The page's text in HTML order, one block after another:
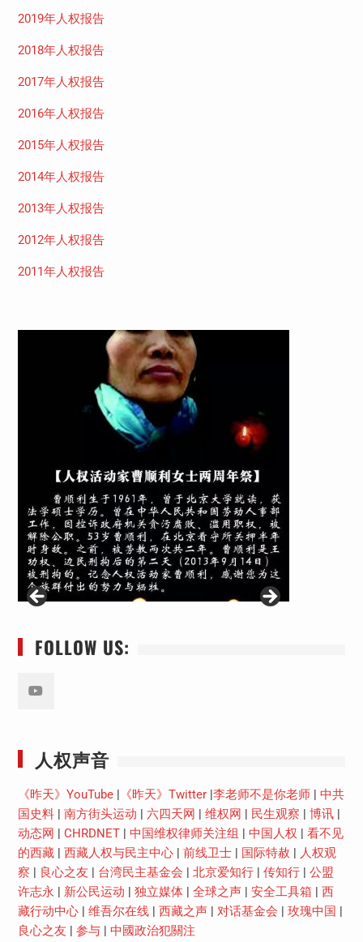
2019年人权报告
2018年人权报告
2017年人权报告
2016年人权报告
2015年人权报告
2014年人权报告
2013年人权报告
2012年人权报告
2011年人权报告
FOLLOW US:
人权声音
《昨天》YouTube| 《昨天》Twitter| 李老师不是你老师| 中共
国史料| 南方街头运动 六四天网 维权网 民生观察 博讯|
动态网
CHRDNET| 中国维权律师关注组 中国人权
看不见
的西藏| 西藏人权与民主中心| 前线卫士| 国际特赦
人权观
察
良心之友 台湾民主基金会 北京爱知行| 传知行| 公盟
许志永
新公民运动 独立媒体| 全球之声| 安全工具箱
西
藏行动中心| 维吾尔在线| 西藏之声| 对话基金会 玫瑰中国
良心之友
参与| 中國政治犯關注